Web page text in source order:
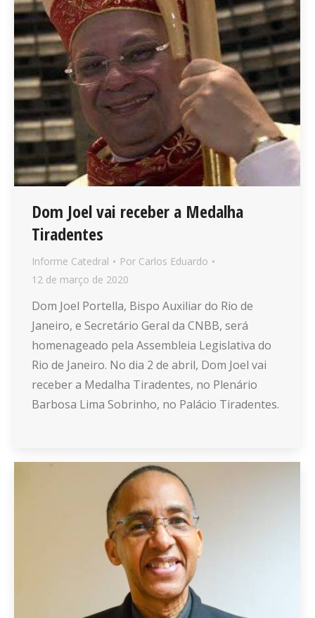
Dom Joel vai receber a Medalha
Tiradentes
Informe Catedral Por Carlos Eduardo
12 de março de 2020
Dom Joel Portella, Bispo Auxiliar do Rio de
Janeiro, e Secretário Geral da CNBB, será
homenageado pela Assembleia Legislativa do
Rio de Janeiro. No dia 2 de abril, Dom Joel vai
receber a Medalha Tiradentes, no Plenário
Barbosa Lima Sobrinho, no Palácio Tiradentes.